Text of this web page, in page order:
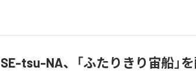
SE-tsu-NA、「ふたりきり宙船」